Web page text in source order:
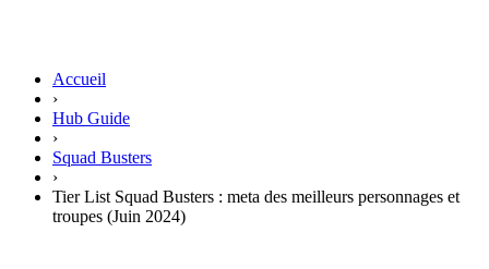
Accueil
›
Hub Guide
›
Squad Busters
›
Tier List Squad Busters : meta des meilleurs personnages et
troupes (Juin 2024)